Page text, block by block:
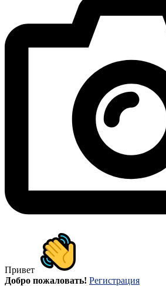
Привет
Добро пожаловать! Регистрация